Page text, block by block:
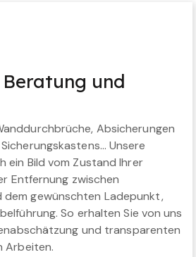
und
Absicherungen
Unsere
ein Bild vom Zustand Ihrer
Entfernung zwischen
dem gewünschten Ladepunkt,
So erhalten Sie von uns
und transparenten
Arbeiten.